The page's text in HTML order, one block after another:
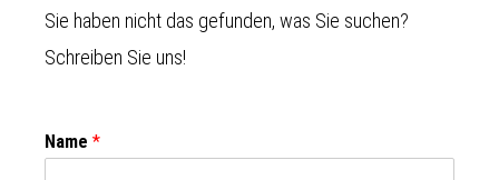
Sie haben nicht das gefunden, was Sie suchen?
Schreiben Sie uns!
Name *